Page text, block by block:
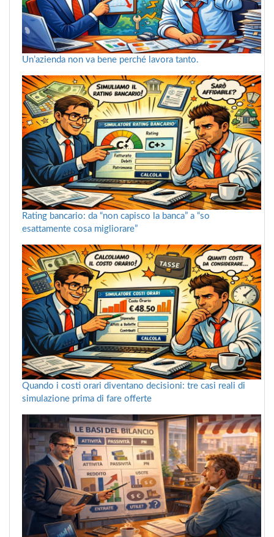
Un’azienda non va bene perché lavora tanto.
Rating bancario: da “non capisco la banca” a “so
esattamente cosa migliorare”
Quando i costi orari diventano decisioni: tre casi reali di
simulazione prima di fare offerte